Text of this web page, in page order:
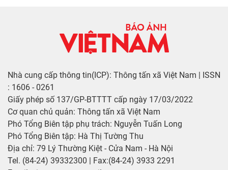
Nhà cung cấp thông tin(ICP): Thông tấn xã Việt Nam | ISSN
: 1606 - 0261
Giấy phép số 137/GP-BTTTT cấp ngày 17/03/2022
Cơ quan chủ quản: Thông tấn xã Việt Nam
Phó Tổng Biên tập phụ trách: Nguyễn Tuấn Long
Phó Tổng Biên tập: Hà Thị Tường Thu
Địa chỉ: 79 Lý Thường Kiệt - Cửa Nam - Hà Nội
Tel. (84-24) 39332300 | Fax:(84-24) 3933 2291